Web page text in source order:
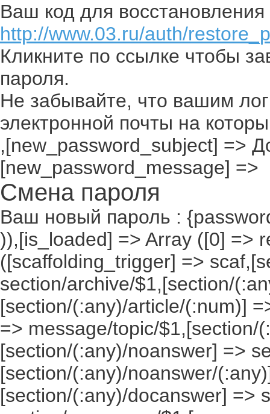
Ваш код для восстановления
http://www.03.ru/auth/
Кликните по ссылке чтобы
пароля.
Не забывайте, что вашим
электронной почты на
,[new_password_subject] =>
[new_password_message] =>
Смена пароля
Ваш новый пароль :
)),[is_loaded] => Array ([0] =>
([scaffolding_trigger] =>
section/archive/$1,[section/
[section/(:any)/article/(:num)]
=> message/topic/$1,[section/
[section/(:any)/noanswer] =>
[section/(:any)/noanswer/
[section/(:any)/docanswer] =>